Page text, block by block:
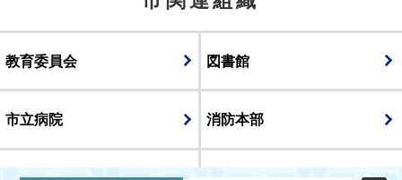
教育委員会 図書館
市立病院 消防本部